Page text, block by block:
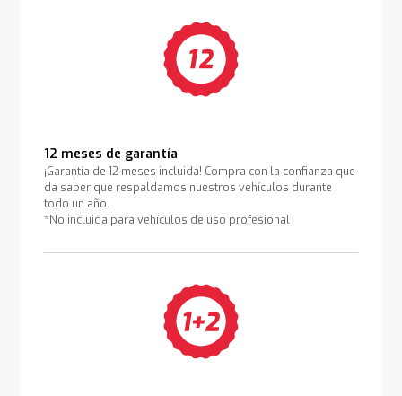
12 meses de garantía
¡Garantía de 12 meses incluida! Compra con la confianza que
da saber que respaldamos nuestros vehículos durante
todo un año.
*No incluida para vehículos de uso profesional